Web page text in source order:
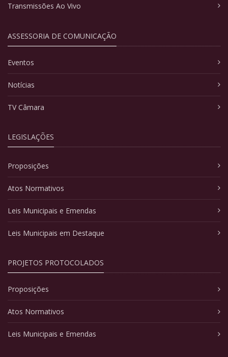
Transmissões Ao Vivo
ASSESSORIA DE COMUNICAÇÃO
Eventos
Notícias
TV Câmara
LEGISLAÇÕES
Proposições
Atos Normativos
Leis Municipais e Emendas
Leis Municipais em Destaque
PROJETOS PROTOCOLADOS
Proposições
Atos Normativos
Leis Municipais e Emendas